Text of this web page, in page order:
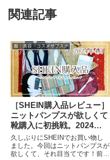
関連記事
服・美容・コスメサブスク
［SHEIN購入品レビュー］
ニットパンプスが欲しくて
靴購入に初挑戦。2024年4
月
久しぶりにSHEINでお買い物し
ました。今回はニットパンプスが
欲しくて、それ目当てです！前回